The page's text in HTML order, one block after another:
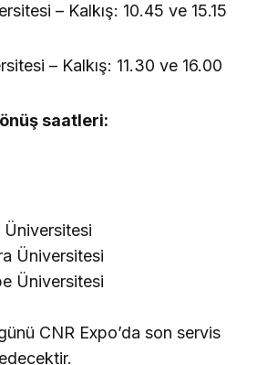
– Kalkış: 10.45 ve 15.15
– Kalkış: 11.30 ve 16.00
saatleri:
Üniversitesi
Üniversitesi
Üniversitesi
CNR Expo’da son servis